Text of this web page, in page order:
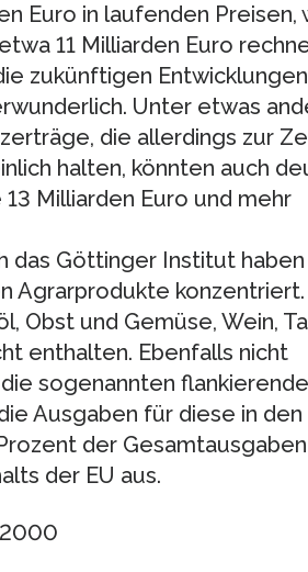
Euro in laufenden Preisen,
11 Milliarden Euro
zukünftigen
Unter etwas
die allerdings zur
halten, könnten auch
Milliarden Euro und mehr
das Göttinger Institut haben
Agrarprodukte
Obst und Gemüse, Wein,
enthalten. Ebenfalls nicht
sogenannten
Ausgaben für diese in
der
der EU aus.